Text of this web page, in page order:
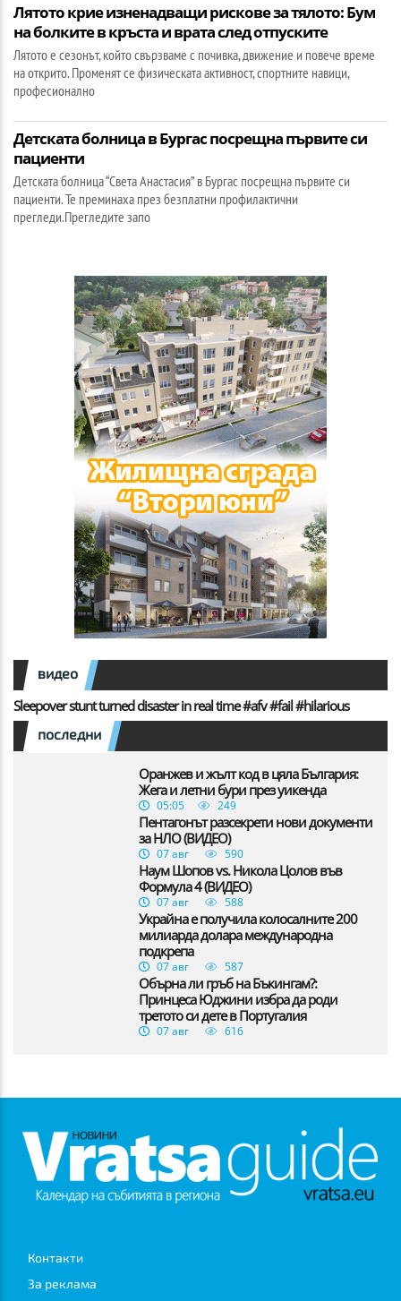
Лятото крие изненадващи рискове за тялото: Бум
на болките в кръста и врата след отпуските
Лятото е сезонът, който свързваме с почивка, движение и повече време
на открито. Променят се физическата активност, спортните навици,
професионално
Детската болница в Бургас посрещна първите си
пациенти
Детската болница “Света Анастасия” в Бургас посрещна първите си
пациенти. Те преминаха през безплатни профилактични
прегледи.Прегледите запо
видео
Sleepover stunt turned disaster in real time #afv #fail #hilarious
последни
Оранжев и жълт код в цяла България:
Жега и летни бури през уикенда
05:05 249
Пентагонът разсекрети нови документи
за НЛО (ВИДЕО)
07 авг 590
Наум Шопов vs. Никола Цолов във
Формула 4 (ВИДЕО)
07 авг 588
Украйна е получила колосалните 200
милиарда долара международна
подкрепа
07 авг 587
Обърна ли гръб на Бъкингам?:
Принцеса Юджини избра да роди
третото си дете в Португалия
07 авг 616
Контакти
За реклама